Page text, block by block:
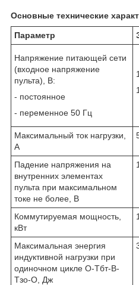
Основные технические
Параметр
Напряжение питающей сети
(входное напряжение
пульта), В:
- постоянное
- переменное 50 Гц
Максимальный ток нагрузки,
А
Падение напряжения на
внутренних элементах
пульта при максимальном
токе не более, В
Коммутируемая мощность,
кВт
Максимальная энергия
индуктивной нагрузки при
одиночном цикле О-Тбт-В-
Тзо-О, Дж